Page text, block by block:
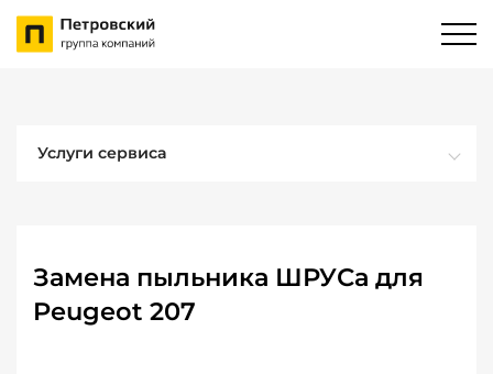
Услуги сервиса
Замена пыльника ШРУСа для
Peugeot 207